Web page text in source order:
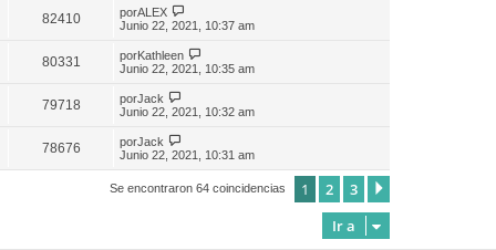
82410 porALEX
Junio 22, 2021, 10:37 am
80331 porKathleen
Junio 22, 2021, 10:35 am
79718 porJack
Junio 22, 2021, 10:32 am
78676 porJack
Junio 22, 2021, 10:31 am
Se encontraron 64 coincidencias 1 2 3
Ir a